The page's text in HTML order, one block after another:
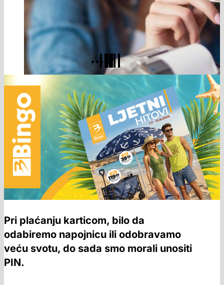
Pri plaćanju karticom, bilo da
odabiremo napojnicu ili odobravamo
veću svotu, do sada smo morali unositi
PIN.